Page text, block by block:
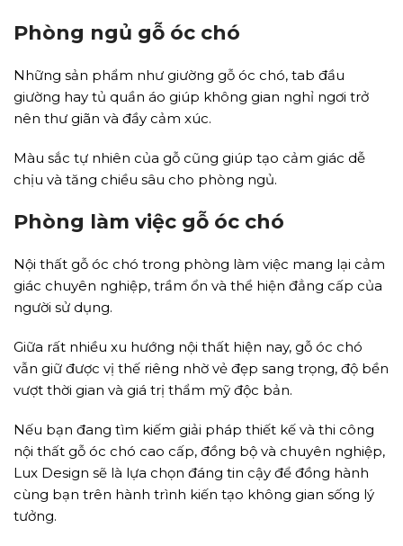
Phòng ngủ gỗ óc chó
Những sản phẩm như giường gỗ óc chó, tab đầu
giường hay tủ quần áo giúp không gian nghỉ ngơi trở
nên thư giãn và đầy cảm xúc.
Màu sắc tự nhiên của gỗ cũng giúp tạo cảm giác dễ
chịu và tăng chiều sâu cho phòng ngủ.
Phòng làm việc gỗ óc chó
Nội thất gỗ óc chó trong phòng làm việc mang lại cảm
giác chuyên nghiệp, trầm ổn và thể hiện đẳng cấp của
người sử dụng.
Giữa rất nhiều xu hướng nội thất hiện nay, gỗ óc chó
vẫn giữ được vị thế riêng nhờ vẻ đẹp sang trọng, độ bền
vượt thời gian và giá trị thẩm mỹ độc bản.
Nếu bạn đang tìm kiếm giải pháp thiết kế và thi công
nội thất gỗ óc chó cao cấp, đồng bộ và chuyên nghiệp,
Lux Design sẽ là lựa chọn đáng tin cậy để đồng hành
cùng bạn trên hành trình kiến tạo không gian sống lý
tưởng.